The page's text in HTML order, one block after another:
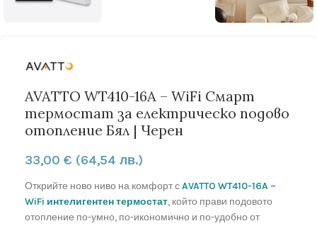
AVATTO WT410-16A – WiFi Смарт
термостат за електрическо подово
отопление Бял | Черен
33,00 € (64,54 лв.)
Открийте ново ниво на комфорт сAVATTO WT410-16A –
WiFi интелигентен термостат, който прави подовото
отопление по-умно, по-икономично и по-удобно от